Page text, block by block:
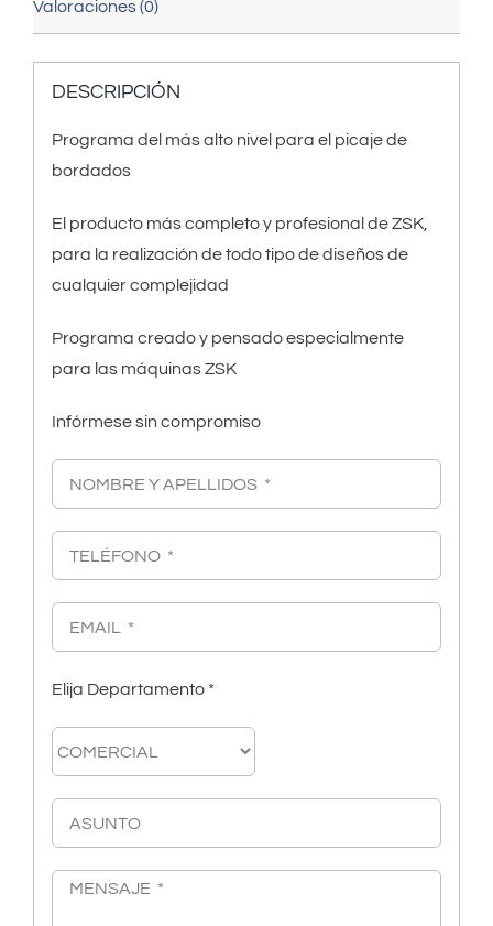
Valoraciones (0)
DESCRIPCIÓN
Programa del más alto nivel para el picaje de
bordados
El producto más completo y profesional de ZSK,
para la realización de todo tipo de diseños de
cualquier complejidad
Programa creado y pensado especialmente
para las máquinas ZSK
Infórmese sin compromiso
Elija Departamento *